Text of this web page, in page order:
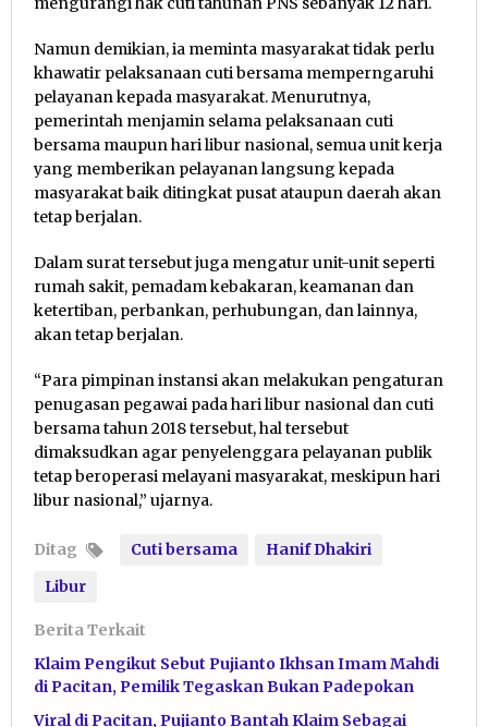
Namun demikian, ia meminta masyarakat tidak perlu
khawatir pelaksanaan cuti bersama memperngaruhi
pelayanan kepada masyarakat. Menurutnya,
pemerintah menjamin selama pelaksanaan cuti
bersama maupun hari libur nasional, semua unit kerja
yang memberikan pelayanan langsung kepada
masyarakat baik ditingkat pusat ataupun daerah akan
tetap berjalan.
Dalam surat tersebut juga mengatur unit-unit seperti
rumah sakit, pemadam kebakaran, keamanan dan
ketertiban, perbankan, perhubungan, dan lainnya,
akan tetap berjalan.
“Para pimpinan instansi akan melakukan pengaturan
penugasan pegawai pada hari libur nasional dan cuti
bersama tahun 2018 tersebut, hal tersebut
dimaksudkan agar penyelenggara pelayanan publik
tetap beroperasi melayani masyarakat, meskipun hari
libur nasional,” ujarnya.
Ditag Cuti bersama
Hanif Dhakiri
Libur
Berita Terkait
Klaim Pengikut Sebut Pujianto Ikhsan Imam Mahdi
di Pacitan, Pemilik Tegaskan Bukan Padepokan
Viral di Pacitan, Pujianto Bantah Klaim Sebagai